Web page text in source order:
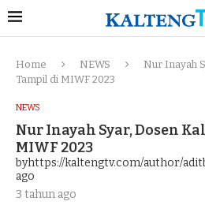
Home NEWS
Nur Inayah
Tampil di MIWF 2023
NEWS
Nur Inayah Syar, Dosen
MIWF 2023
byhttps://kaltengtv.com/author/
ago
3 tahun ago